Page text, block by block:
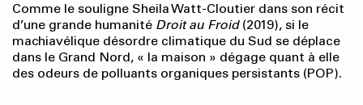
Comme le souligne Sheila Watt-Cloutier dans son récit
d’une grande humanité Droit au Froid(2019), si le
machiavélique désordre climatique du Sud se déplace
dans le Grand Nord, « la maison » dégage quant à elle
des odeurs de polluants organiques persistants (POP).